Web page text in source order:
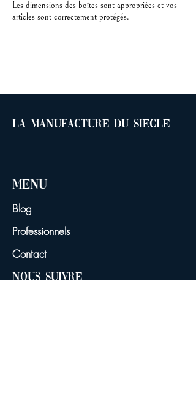
Les dimensions des boîtes sont appropriées et vos
articles sont correctement protégés.
La manufacture du siecle
Menu
Blog
Professionnels
Contact
NOUS SUIVRE